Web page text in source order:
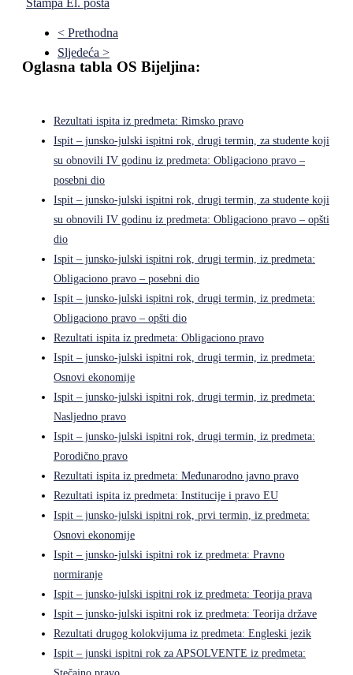
Štampa El. pošta
< Prethodna
Sljedeća >
Oglasna tabla OS Bijeljina:
Rezultati ispita iz predmeta: Rimsko pravo
Ispit – junsko-julski ispitni rok, drugi termin, za studente koji
su obnovili IV godinu iz predmeta: Obligaciono pravo –
posebni dio
Ispit – junsko-julski ispitni rok, drugi termin, za studente koji
su obnovili IV godinu iz predmeta: Obligaciono pravo – opšti
dio
Ispit – junsko-julski ispitni rok, drugi termin, iz predmeta:
Obligaciono pravo – posebni dio
Ispit – junsko-julski ispitni rok, drugi termin, iz predmeta:
Obligaciono pravo – opšti dio
Rezultati ispita iz predmeta: Obligaciono pravo
Ispit – junsko-julski ispitni rok, drugi termin, iz predmeta:
Osnovi ekonomije
Ispit – junsko-julski ispitni rok, drugi termin, iz predmeta:
Nasljedno pravo
Ispit – junsko-julski ispitni rok, drugi termin, iz predmeta:
Porodično pravo
Rezultati ispita iz predmeta: Međunarodno javno pravo
Rezultati ispita iz predmeta: Institucije i pravo EU
Ispit – junsko-julski ispitni rok, prvi termin, iz predmeta:
Osnovi ekonomije
Ispit – junsko-julski ispitni rok iz predmeta: Pravno
normiranje
Ispit – junsko-julski ispitni rok iz predmeta: Teorija prava
Ispit – junsko-julski ispitni rok iz predmeta: Teorija države
Rezultati drugog kolokvijuma iz predmeta: Engleski jezik
Ispit – junski ispitni rok za APSOLVENTE iz predmeta: